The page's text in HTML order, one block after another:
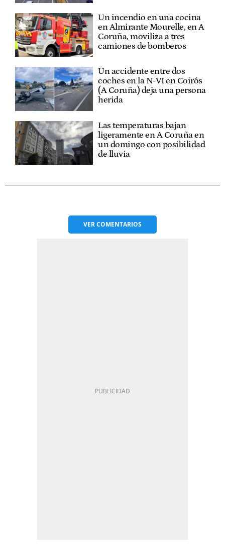
Un incendio en una cocina
en Almirante Mourelle, en A
Coruña, moviliza a tres
camiones de bomberos
Un accidente entre dos
coches en la N-VI en Coirós
(A Coruña) deja una persona
herida
Las temperaturas bajan
ligeramente en A Coruña en
un domingo con posibilidad
de lluvia
VERCOMENTARIOS